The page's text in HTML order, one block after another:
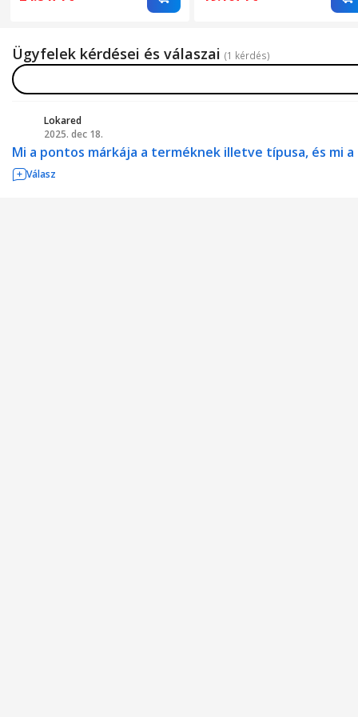
érintőképernyő, 3 üzemmód,
kikapcsolás, hordozható,
csendes, fehér
20 nm-ig tisztít, 3
hordozható, néma, Fehér
Ügyfelek kérdései és válaszai (1 kérdés)
Lokared
2025. dec 18.
Mi a pontos márkája a terméknek illetve típusa, és mi
Válasz